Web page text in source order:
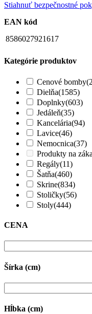
Stiahnuť bezpečnostné
EAN kód
8586027921617
Kategórie produktov
Cenové bomby
Dielňa(1585)
Doplnky(603)
Jedáleň(35)
Kancelária(94)
Lavice(46)
Nemocnica(37)
Produkty na
Regály(11)
Šatňa(460)
Skrine(834)
Stoličky(56)
Stoly(444)
CENA
Šírka (cm)
Hĺbka (cm)